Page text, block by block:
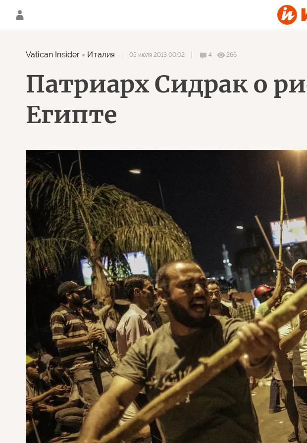
Vatican Insider Италия 05 июля 2013 00:02 4 266
Патриарх Сидрак о
Египте